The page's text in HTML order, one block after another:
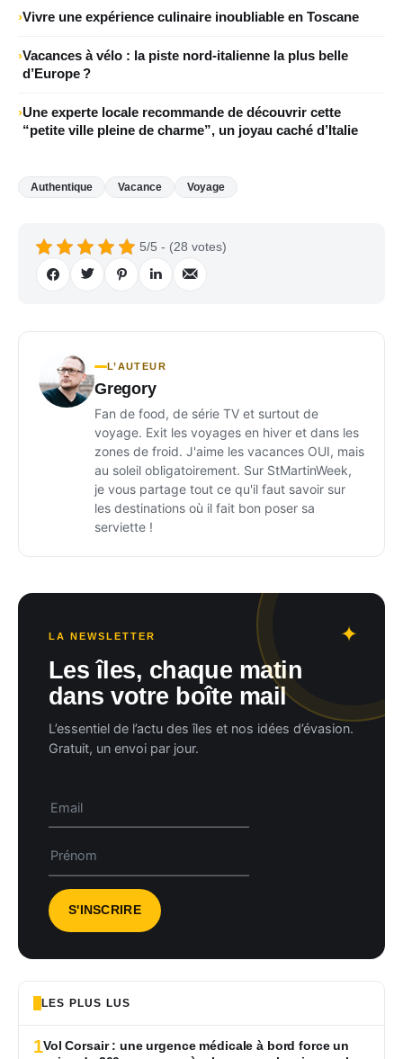
Vivre une expérience culinaire inoubliable en Toscane
Vacances à vélo : la piste nord‑italienne la plus belle
d’Europe ?
Une experte locale recommande de découvrir cette
“petite ville pleine de charme”, un joyau caché d’Italie
Authentique Vacance Voyage
5/5 - (28 votes)
L’AUTEUR
Gregory
Fan de food, de série TV et surtout de
voyage. Exit les voyages en hiver et dans les
zones de froid. J'aime les vacances OUI, mais
au soleil obligatoirement. Sur StMartinWeek,
je vous partage tout ce qu'il faut savoir sur
les destinations où il fait bon poser sa
serviette !
LA NEWSLETTER
Les îles, chaque matin
dans votre boîte mail
L’essentiel de l’actu des îles et nos idées d’évasion.
Gratuit, un envoi par jour.
LES PLUS LUS
1Vol Corsair : une urgence médicale à bord force un